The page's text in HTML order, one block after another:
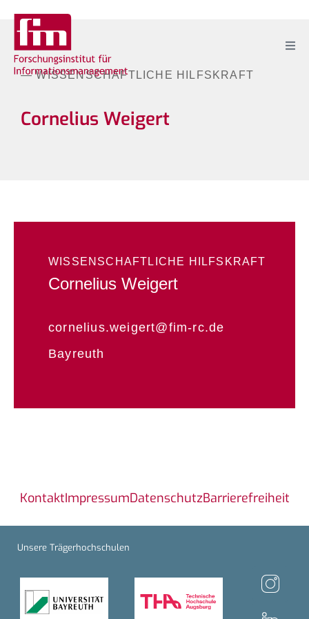
— WISSENSCHAFTLICHE HILFSKRAFT
Cornelius Weigert
WISSENSCHAFTLICHE HILFSKRAFT
Cornelius Weigert
cornelius.weigert@fim-rc.de
Bayreuth
Unsere Trägerhochschulen
KontaktImpressumDatenschutzBarrierefreiheit